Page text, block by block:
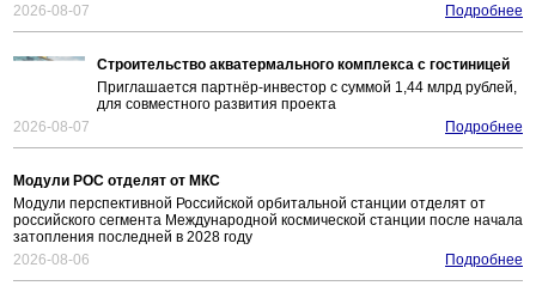
2026-08-07
Подробнее
Строительство акватермального комплекса с гостиницей
Приглашается партнёр-инвестор с суммой 1,44 млрд рублей,
для совместного развития проекта
2026-08-07
Подробнее
Модули РОС отделят от МКС
Модули перспективной Российской орбитальной станции отделят от
российского сегмента Международной космической станции после начала
затопления последней в 2028 году
2026-08-06
Подробнее